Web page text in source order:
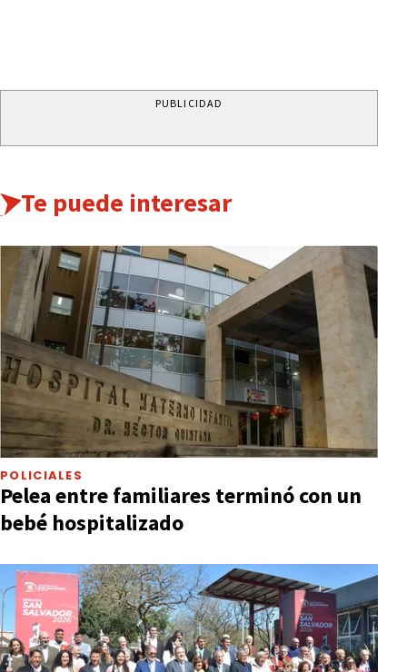
PUBLICIDAD
Te puede interesar
POLICIALES
Pelea entre familiares terminó con un
bebé hospitalizado